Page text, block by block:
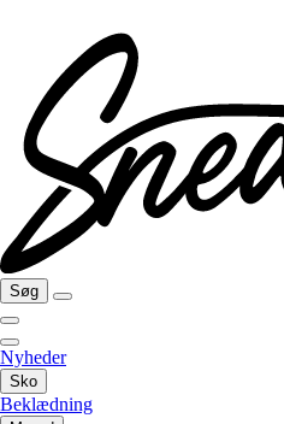
Søg
Nyheder
Sko
Beklædning